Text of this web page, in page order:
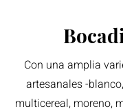
Con una amplia
artesanales -
multicereal, moreno,